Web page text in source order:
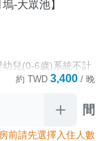
現場為主。
-大眾池】
幼兒(0-6歲)系統不計
請選三人或四人入住
、瓦斯爐押金
約 TWD 3,400 / 晚
間
前請先選擇入住人數